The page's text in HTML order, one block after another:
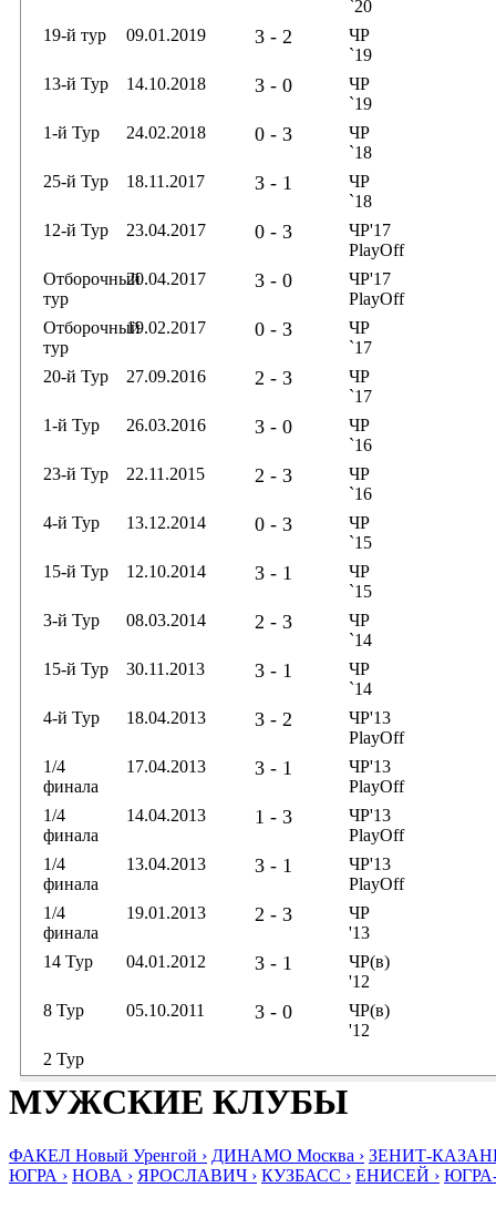
`20
19-й тур
09.01.2019 3 - 2
ЧР
`19
13-й Тур
14.10.2018 3 - 0
ЧР
`19
1-й Тур
24.02.2018 0 - 3
ЧР
`18
25-й Тур
18.11.2017 3 - 1
ЧР
`18
12-й Тур
23.04.2017 0 - 3
ЧР'17
PlayOff
Отборочный
тур
20.04.2017 3 - 0
ЧР'17
PlayOff
Отборочный
тур
19.02.2017 0 - 3
ЧР
`17
20-й Тур
27.09.2016 2 - 3
ЧР
`17
1-й Тур
26.03.2016 3 - 0
ЧР
`16
23-й Тур
22.11.2015 2 - 3
ЧР
`16
4-й Тур
13.12.2014 0 - 3
ЧР
`15
15-й Тур
12.10.2014 3 - 1
ЧР
`15
3-й Тур
08.03.2014 2 - 3
ЧР
`14
15-й Тур
30.11.2013 3 - 1
ЧР
`14
4-й Тур
18.04.2013 3 - 2
ЧР'13
PlayOff
1/4
финала
17.04.2013 3 - 1
ЧР'13
PlayOff
1/4
финала
14.04.2013 1 - 3
ЧР'13
PlayOff
1/4
финала
13.04.2013 3 - 1
ЧР'13
PlayOff
1/4
финала
19.01.2013 2 - 3
ЧР
'13
14 Тур
04.01.2012 3 - 1
ЧР(в)
'12
8 Тур
05.10.2011 3 - 0
ЧР(в)
'12
2 Тур
МУЖСКИЕ КЛУБЫ
ФАКЕЛ Новый Уренгой › ДИНАМО Москва › ЗЕНИТ-
ЮГРА › НОВА › ЯРОСЛАВИЧ › КУЗБАСС › ЕНИСЕЙ ›